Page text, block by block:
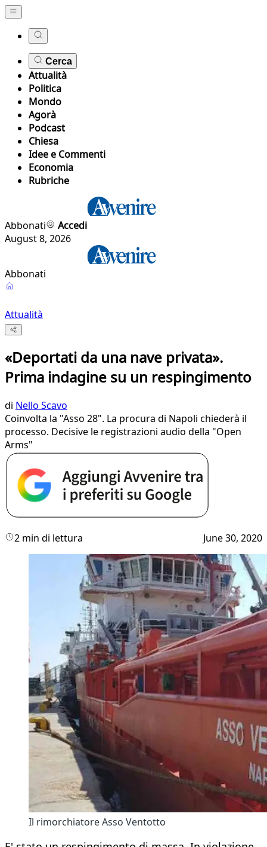
Cerca
Attualità
Politica
Mondo
Agorà
Podcast
Chiesa
Idee e Commenti
Economia
Rubriche
Abbonati
Accedi
August 8, 2026
Abbonati
Attualità
«Deportati da una nave privata».
Prima indagine su un respingimento
di Nello Scavo
Coinvolta la "Asso 28". La procura di Napoli chiederà il
processo. Decisive le registrazioni audio della "Open
Arms"
2 min di lettura June 30, 2020
Il rimorchiatore Asso Ventotto